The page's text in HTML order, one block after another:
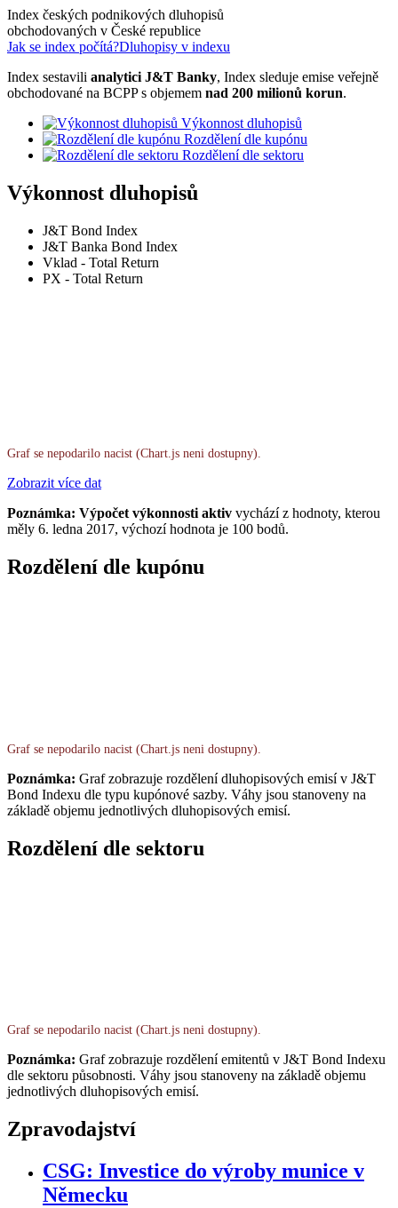
Index českých podnikových dluhopisů
obchodovaných v České republice
Jak se index počítá?Dluhopisy v indexu
Index sestavili analytici J&T Banky, Index sleduje emise veřejně
obchodované na BCPP s objemem nad 200 milionů korun.
Výkonnost dluhopisů
Rozdělení dle kupónu
Rozdělení dle sektoru
Výkonnost dluhopisů
J&T Bond Index
J&T Banka Bond Index
Vklad - Total Return
PX - Total Return
Graf se nepodarilo nacist (Chart.js neni dostupny).
Zobrazit více dat
Poznámka: Výpočet výkonnosti aktiv vychází z hodnoty, kterou
měly 6. ledna 2017, výchozí hodnota je 100 bodů.
Rozdělení dle kupónu
Graf se nepodarilo nacist (Chart.js neni dostupny).
Poznámka: Graf zobrazuje rozdělení dluhopisových emisí v J&T
Bond Indexu dle typu kupónové sazby. Váhy jsou stanoveny na
základě objemu jednotlivých dluhopisových emisí.
Rozdělení dle sektoru
Graf se nepodarilo nacist (Chart.js neni dostupny).
Poznámka: Graf zobrazuje rozdělení emitentů v J&T Bond Indexu
dle sektoru působnosti. Váhy jsou stanoveny na základě objemu
jednotlivých dluhopisových emisí.
Zpravodajství
CSG: Investice do výroby munice v
Německu